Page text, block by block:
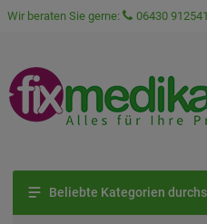
Wir beraten Sie gerne: 06430 912541
Beliebte Kategorien